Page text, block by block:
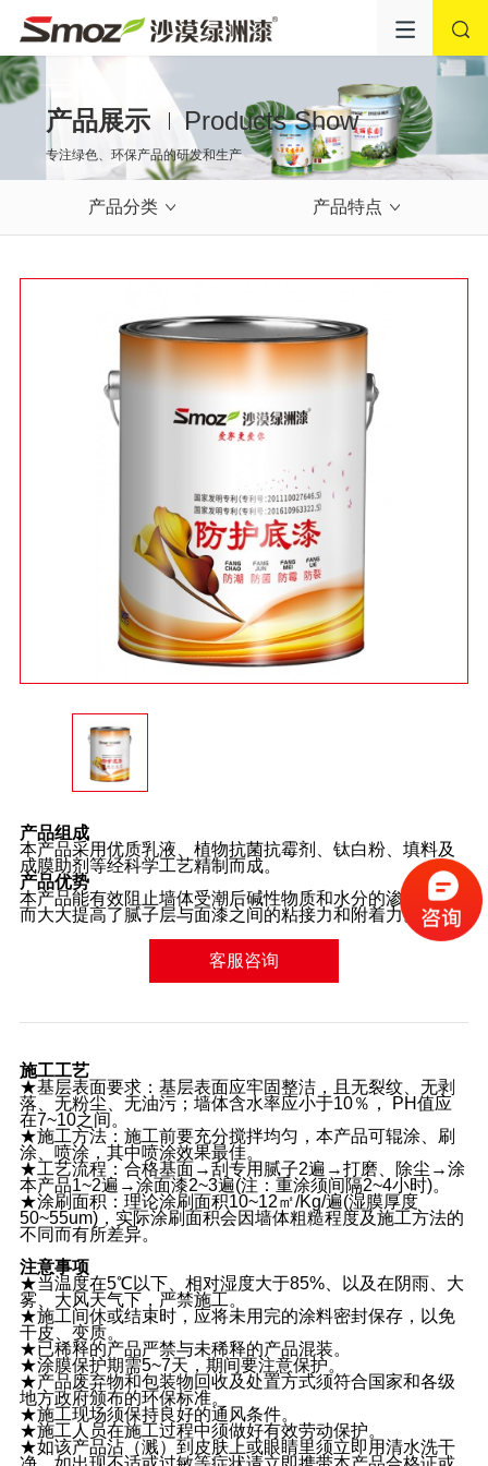
产品展示 Products Show
专注绿色、环保产品的研发和生产
产品分类 产品特点
产品组成
本产品采用优质乳液、植物抗菌抗霉剂、钛白粉、填料及
成膜助剂等经科学工艺精制而成。
产品优势
本产品能有效阻止墙体受潮后碱性物质和水分的渗出，从
而大大提高了腻子层与面漆之间的粘接力和附着力。
客服咨询
施工工艺
★基层表面要求：基层表面应牢固整洁，且无裂纹、无剥
落、无粉尘、无油污；墙体含水率应小于10％， PH值应
在7~10之间。
★施工方法：施工前要充分搅拌均匀，本产品可辊涂、刷
涂、喷涂，其中喷涂效果最佳。
★工艺流程：合格基面→刮专用腻子2遍→打磨、除尘→涂
本产品1~2遍→涂面漆2~3遍(注：重涂须间隔2~4小时)。
★涂刷面积：理论涂刷面积10~12㎡/Kg/遍(湿膜厚度
50~55um)，实际涂刷面积会因墙体粗糙程度及施工方法的
不同而有所差异。
注意事项
★当温度在5℃以下、相对湿度大于85%、以及在阴雨、大
雾、大风天气下，严禁施工。
★施工间休或结束时，应将未用完的涂料密封保存，以免
干皮、变质。
★已稀释的产品严禁与未稀释的产品混装。
★涂膜保护期需5~7天，期间要注意保护。
★产品废弃物和包装物回收及处置方式须符合国家和各级
地方政府颁布的环保标准。
★施工现场须保持良好的通风条件。
★施工人员在施工过程中须做好有效劳动保护。
★如该产品沾（溅）到皮肤上或眼睛里须立即用清水洗干